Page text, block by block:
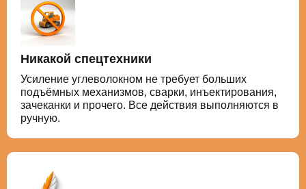
Никакой спецтехники
Усиление углеволокном не требует больших
подъёмных механизмов, сварки, инъектирования,
зачеканки и прочего. Все действия выполняются в
ручную.